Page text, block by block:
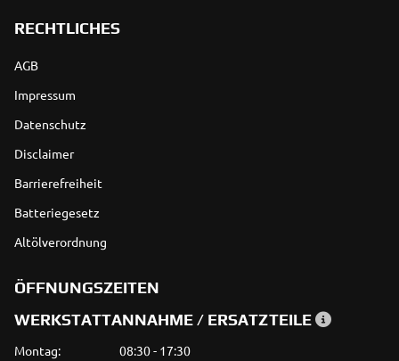
RECHTLICHES
AGB
Impressum
Datenschutz
Disclaimer
Barrierefreiheit
Batteriegesetz
Altölverordnung
ÖFFNUNGSZEITEN
WERKSTATTANNAHME / ERSATZTEILE
Montag:
08:30 - 17:30